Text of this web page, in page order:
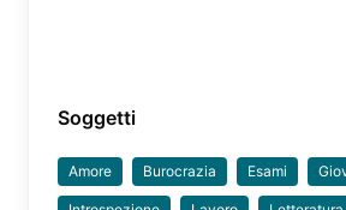
Soggetti
Amore Burocrazia Esami